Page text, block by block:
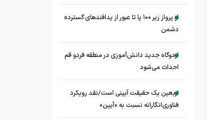
از پرواز زیر ۱۰۰ پا تا عبور از پدافند‌های گسترده
دشمن
اردوگاه جدید دانش‌آموزی در منطقه فردو قم
احداث می‌شود
اربعین یک حقیقت آیینی است/نقد رویکرد
فناوری‌انگارانه نسبت به «آیین»